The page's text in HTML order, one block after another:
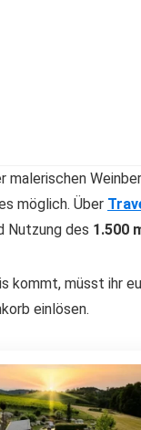
malerischen
möglich. Über
Nutzung des 1.500
kommt, müsst ihr
einlösen.